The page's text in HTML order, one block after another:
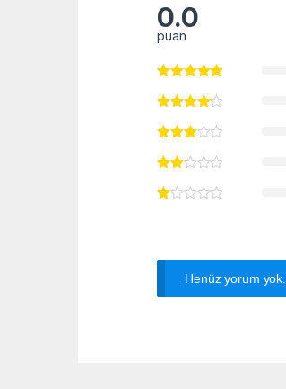
0.0
puan
Henüz yorum yok.